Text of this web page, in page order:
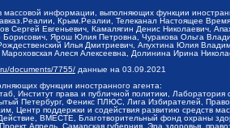
массовой информации, выполняющих функции
Крым.Реалии, Телеканал Настоящее
Сергей Евгеньевич, Камалягин Денис Николаевич,
Борисович, Ярош Юлия Петровна, Чуракова Ольга
Илья Дмитриевич, Апухтина Юлия
Алеся Алексеевна, Долинина Ирина
documents/7755/ данные на 03.09.2021
функции иностранного агента:
Институт права и публичной политики,
Петербург, Феникс ПЛЮС, Лига Избирателей,
Центр поддержки и содействия развитию средств
ВМЕСТЕ, Благотворительный фонд охраны
Апрель, Самарская губерния, Эра здоровья,